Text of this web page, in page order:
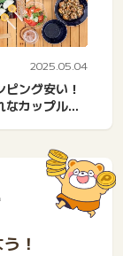
2025.05.04
ング安い！
なカップル・
！